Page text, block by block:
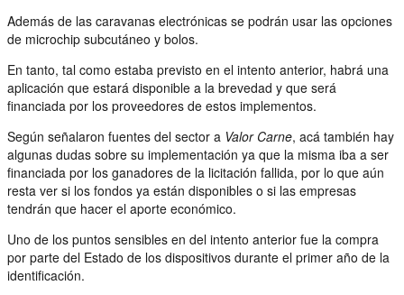
Además de las caravanas electrónicas se podrán usar las opciones
de microchip subcutáneo y bolos.
En tanto, tal como estaba previsto en el intento anterior, habrá una
aplicación que estará disponible a la brevedad y que será
financiada por los proveedores de estos implementos.
Según señalaron fuentes del sector a Valor Carne, acá también hay
algunas dudas sobre su implementación ya que la misma iba a ser
financiada por los ganadores de la licitación fallida, por lo que aún
resta ver si los fondos ya están disponibles o si las empresas
tendrán que hacer el aporte económico.
Uno de los puntos sensibles en del intento anterior fue la compra
por parte del Estado de los dispositivos durante el primer año de la
identificación.